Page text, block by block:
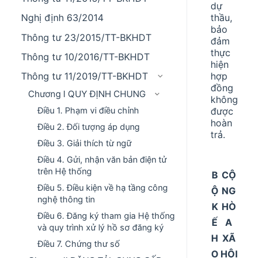
Nghị định 63/2014
Thông tư 23/2015/TT-BKHDT
Thông tư 10/2016/TT-BKHDT
Thông tư 11/2019/TT-BKHDT
Chương I QUY ĐỊNH CHUNG
Điều 1. Phạm vi điều chỉnh
Điều 2. Đối tượng áp dụng
Điều 3. Giải thích từ ngữ
Điều 4. Gửi, nhận văn bản điện tử
trên Hệ thống
Điều 5. Điều kiện về hạ tầng công
nghệ thông tin
Điều 6. Đăng ký tham gia Hệ thống
và quy trình xử lý hồ sơ đăng ký
Điều 7. Chứng thư số
dự
thầu,
bảo
đảm
thực
hiện
hợp
đồng
không
được
hoàn
trả.
B
Ộ
K
Ế
H
O
CỘ
NG
HÒ
A
XÃ
HỘI